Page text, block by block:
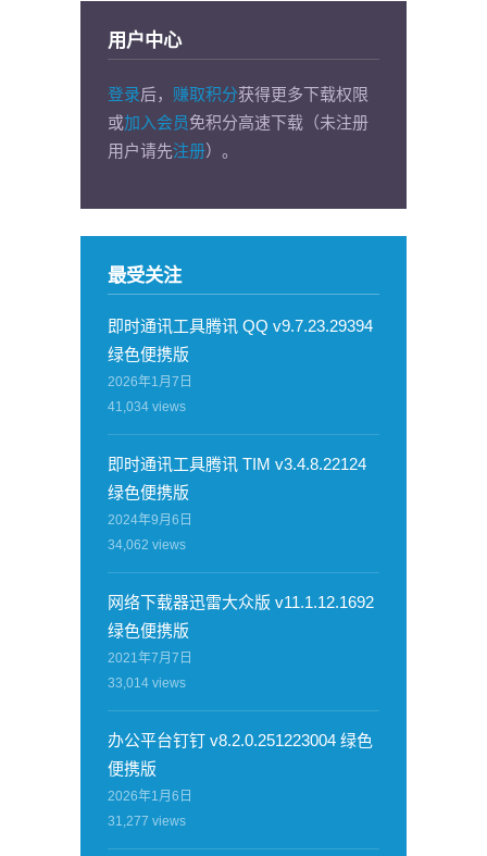
用户中心
登录后， 赚取积分获得更多下载权限
或加入会员免积分高速下载（未注册
用户请先注册）。
最受关注
即时通讯工具腾讯 QQ v9.7.23.29394
绿色便携版
2026年1月7日
41,034 views
即时通讯工具腾讯 TIM v3.4.8.22124
绿色便携版
2024年9月6日
34,062 views
网络下载器迅雷大众版 v11.1.12.1692
绿色便携版
2021年7月7日
33,014 views
办公平台钉钉 v8.2.0.251223004 绿色
便携版
2026年1月6日
31,277 views